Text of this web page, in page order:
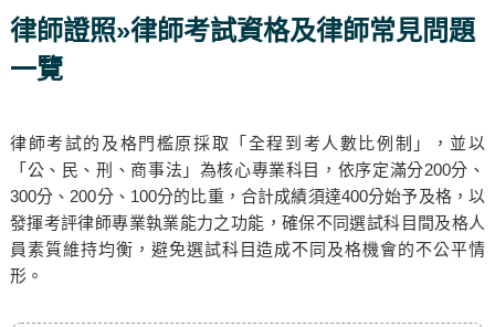
律師證照»律師考試資格及律師常見問題
一覽
律師考試的及格門檻原採取「全程到考人數比例制」，並以
「公、民、刑、商事法」為核心專業科目，依序定滿分200分、
300分、200分、100分的比重，合計成績須達400分始予及格，以
發揮考評律師專業執業能力之功能，確保不同選試科目間及格人
員素質維持均衡，避免選試科目造成不同及格機會的不公平情
形。